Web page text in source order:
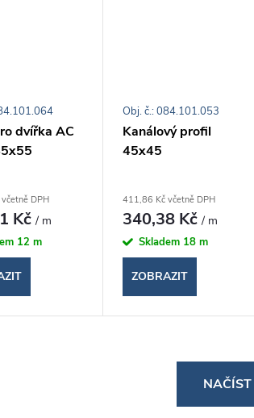
dvířka AC
DPH
Kč/ m
12 m
Kanálový profil
45x45
411,86 Kč včetně DPH
340,38 Kč/ m
Skladem 18 m
ZOBRAZIT
Obj. č.: 084.101.053